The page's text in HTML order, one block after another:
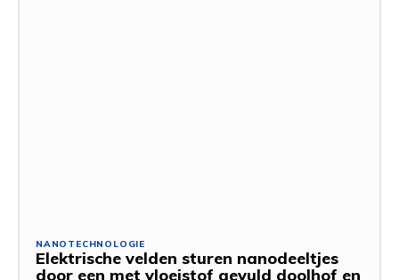
NANOTECHNOLOGIE
Elektrische velden sturen nanodeeltjes
door een met vloeistof gevuld doolhof en